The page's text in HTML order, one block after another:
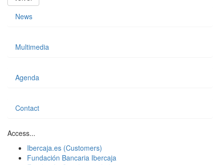
News
Multimedia
Agenda
Contact
Access...
Ibercaja.es (Customers)
Fundación Bancaria Ibercaja